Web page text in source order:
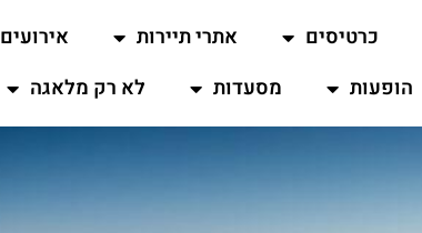
כרטיסים אתרי תיירות אירועים
הופעות
מסעדות לא רק מלאגה